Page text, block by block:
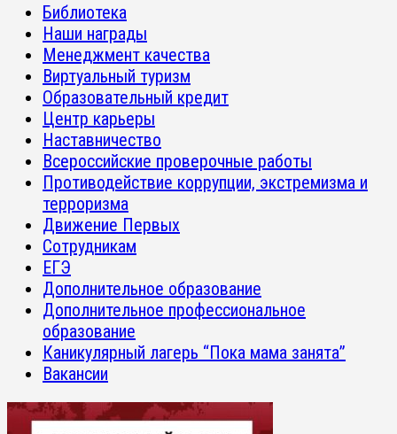
Библиотека
Наши награды
Менеджмент качества
Виртуальный туризм
Образовательный кредит
Центр карьеры
Наставничество
Всероссийские проверочные работы
Противодействие коррупции, экстремизма и
терроризма
Движение Первых
Сотрудникам
ЕГЭ
Дополнительное образование
Дополнительное профессиональное
образование
Каникулярный лагерь “Пока мама занята”
Вакансии